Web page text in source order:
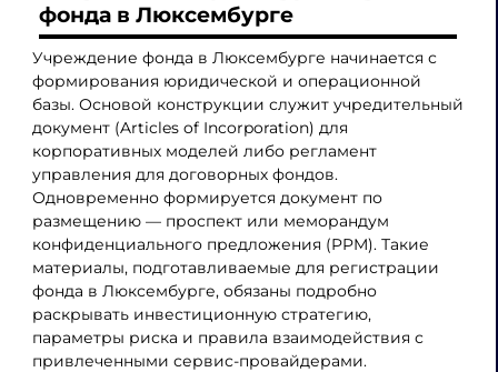
фонда в Люксембурге
Учреждение фонда в Люксембурге начинается с
формирования юридической и операционной
базы. Основой конструкции служит учредительный
документ (Articles of Incorporation) для
корпоративных моделей либо регламент
управления для договорных фондов.
Одновременно формируется документ по
размещению — проспект или меморандум
конфиденциального предложения (PPM). Такие
материалы, подготавливаемые для регистрации
фонда в Люксембурге, обязаны подробно
раскрывать инвестиционную стратегию,
параметры риска и правила взаимодействия с
привлеченными сервис-провайдерами.